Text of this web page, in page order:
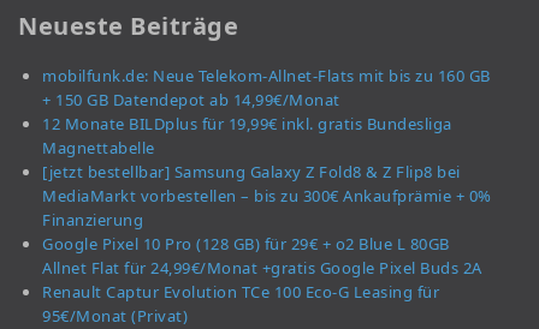
Neueste Beiträge
mobilfunk.de: Neue Telekom-Allnet-Flats mit bis zu 160 GB
+ 150 GB Datendepot ab 14,99€/Monat
12 Monate BILDplus für 19,99€ inkl. gratis Bundesliga
Magnettabelle
[jetzt bestellbar] Samsung Galaxy Z Fold8 & Z Flip8 bei
MediaMarkt vorbestellen – bis zu 300€ Ankaufprämie + 0%
Finanzierung
Google Pixel 10 Pro (128 GB) für 29€ + o2 Blue L 80GB
Allnet Flat für 24,99€/Monat +gratis Google Pixel Buds 2A
Renault Captur Evolution TCe 100 Eco-G Leasing für
95€/Monat (Privat)